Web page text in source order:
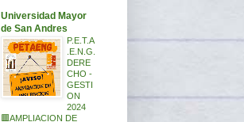
Universidad Mayor
de San Andres
P.E.T.A
.E.N.G.
DERE
CHO -
GESTI
ON
2024
🟥AMPLIACION DE